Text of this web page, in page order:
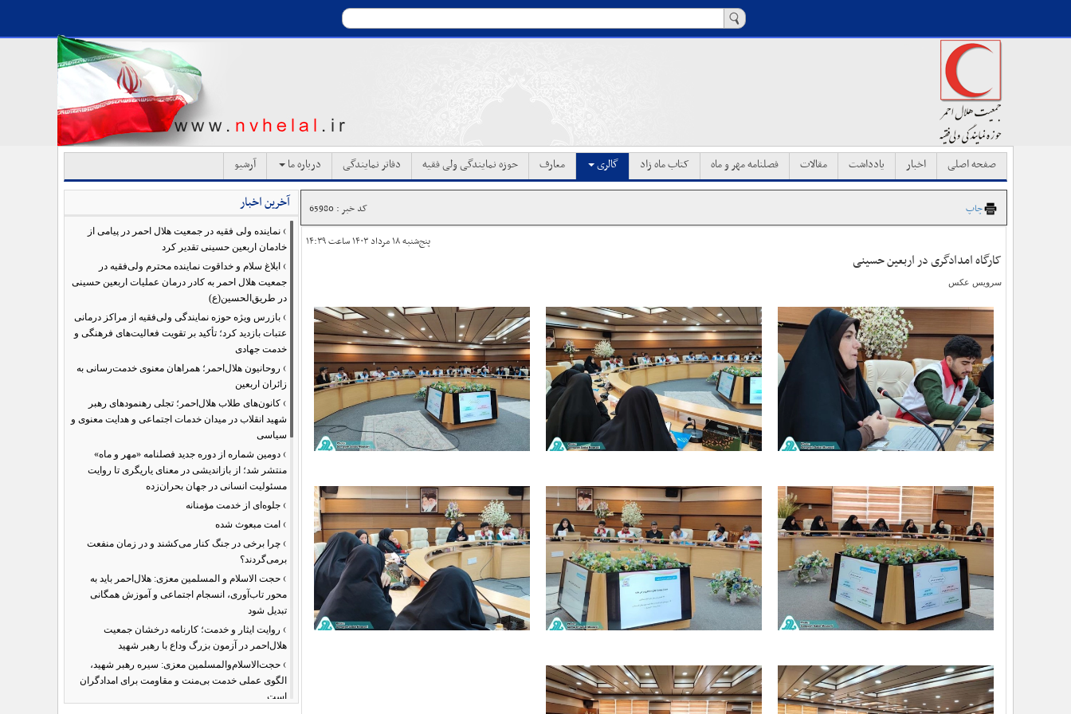
صفحه اصلی اخبار یادداشت مقالات فصلنامه مهر و ماه کتاب ماه زاد گالری معارف حوزه نمایندگی ولی فقیه دفاتر نمایندگی درباره ما آرشیو
چاپ کد خبر : 65980
کارگاه امدادگری در اربعین حسینی
سرویس عکس
پنج‌شنبه ۱۸ مرداد ۱۴۰۳ ساعت ۱۴:۳۹
آخرین اخبار
› نماینده ولی فقیه در جمعیت هلال احمر در پیامی از
خادمان اربعین حسینی تقدیر کرد
› ابلاغ سلام و خداقوت نماینده محترم ولی‌فقیه در
جمعیت هلال احمر به کادر درمان عملیات اربعین حسینی
در طریق‌الحسین(ع)
› بازرس ویژه حوزه نمایندگی ولی‌فقیه از مراکز درمانی
عتبات بازدید کرد؛ تأکید بر تقویت فعالیت‌های فرهنگی و
خدمت جهادی
› روحانیون هلال‌احمر؛ همراهان معنوی خدمت‌رسانی به
زائران اربعین
› کانون‌های طلاب هلال‌احمر؛ تجلی رهنمودهای رهبر
شهید انقلاب در میدان خدمات اجتماعی و هدایت معنوی و
سیاسی
› دومین شماره از دوره جدید فصلنامه «مهر و ماه»
منتشر شد؛ از بازاندیشی در معنای یاریگری تا روایت
مسئولیت انسانی در جهان بحران‌زده
› جلوه‌ای از خدمت مؤمنانه
› امت مبعوث شده
› چرا برخی در جنگ کنار می‌کشند و در زمان منفعت
برمی‌گردند؟
› حجت الاسلام و المسلمین معزی: هلال‌احمر باید به
محور تاب‌آوری، انسجام اجتماعی و آموزش همگانی
تبدیل شود
› روایت ایثار و خدمت؛ کارنامه درخشان جمعیت
هلال‌احمر در آزمون بزرگ وداع با رهبر شهید
› حجت‌الاسلام‌والمسلمین معزی: سیره رهبر شهید،
الگوی عملی خدمت بی‌منت و مقاومت برای امدادگران
است